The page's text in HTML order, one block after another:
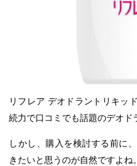
リフレア デオドラントリキッ
続力で口コミでも話題のデオド
しかし、購入を検討する前に
きたいと思うのが自然ですよね。